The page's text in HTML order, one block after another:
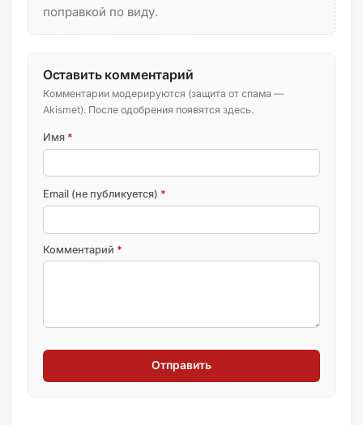
поправкой по виду.
Оставить комментарий
Комментарии модерируются (защита от спама —
Akismet). После одобрения появятся здесь.
Имя *
Email (не публикуется) *
Комментарий *
Отправить